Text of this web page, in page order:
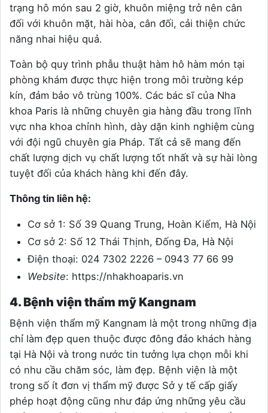
trạng hô món sau 2 giờ, khuôn miệng trở nên cân
đối với khuôn mặt, hài hòa, cân đối, cải thiện chức
năng nhai hiệu quả.
Toàn bộ quy trình phẫu thuật hàm hô hàm món tại
phòng khám được thực hiện trong môi trường kép
kín, đảm bảo vô trùng 100%. Các bác sĩ của Nha
khoa Paris là những chuyên gia hàng đầu trong lĩnh
vực nha khoa chỉnh hình, dày dặn kinh nghiệm cùng
với đội ngũ chuyên gia Pháp. Tất cả sẽ mang đến
chất lượng dịch vụ chất lượng tốt nhất và sự hài lòng
tuyệt đối của khách hàng khi đến đây.
Thông tin liên hệ:
Cơ sở 1: Số 39 Quang Trung, Hoàn Kiếm, Hà Nội
Cơ sở 2: Số 12 Thái Thịnh, Đống Đa, Hà Nội
Điện thoại: 024 7302 2226 – 0943 77 66 99
Website: https://nhakhoaparis.vn
4. Bệnh viện thẩm mỹ Kangnam
Bệnh viện thẩm mỹ Kangnam là một trong những địa
chỉ làm đẹp quen thuộc được đông đảo khách hàng
tại Hà Nội và trong nước tin tưởng lựa chọn mỗi khi
có nhu cầu chăm sóc, làm đẹp. Bệnh viện là một
trong số ít đơn vị thẩm mỹ được Sở y tế cấp giấy
phép hoạt động cũng như đáp ứng những yêu cầu